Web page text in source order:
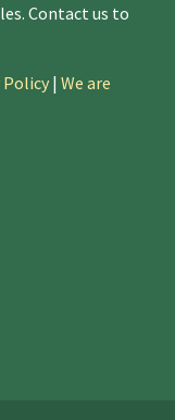
Contact us to
Policy| We are